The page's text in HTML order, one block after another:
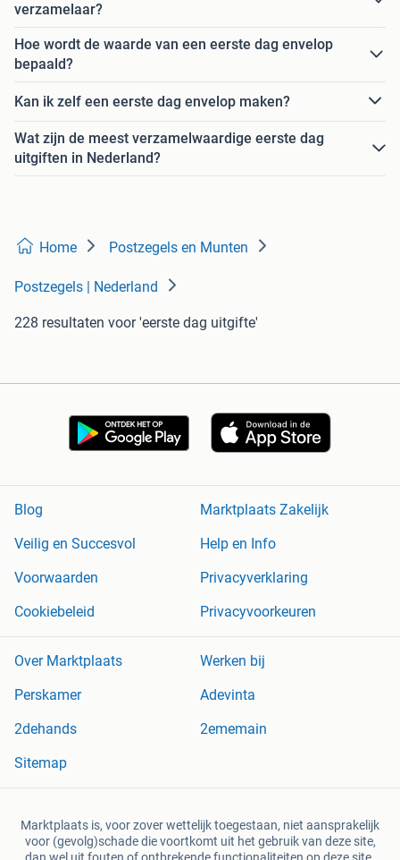
verzamelaar?
Hoe wordt de waarde van een eerste dag envelop
bepaald?
Kan ik zelf een eerste dag envelop maken?
Wat zijn de meest verzamelwaardige eerste dag
uitgiften in Nederland?
Home Postzegels en Munten
Postzegels | Nederland
228 resultaten voor 'eerste dag uitgifte'
Blog
Marktplaats Zakelijk
Veilig en Succesvol
Help en Info
Voorwaarden
Privacyverklaring
Cookiebeleid
Privacyvoorkeuren
Over Marktplaats
Werken bij
Perskamer
Adevinta
2dehands
2ememain
Sitemap
Marktplaats is, voor zover wettelijk toegestaan, niet aansprakelijk
voor (gevolg)schade die voortkomt uit het gebruik van deze site,